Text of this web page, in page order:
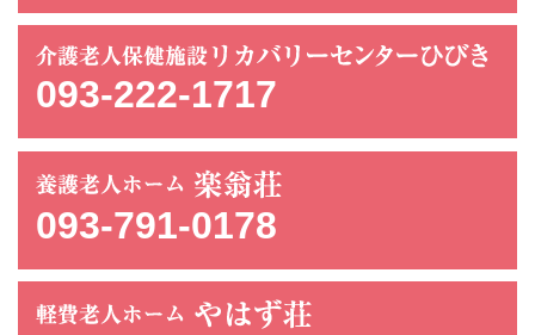
093-222-1717
093-791-0178